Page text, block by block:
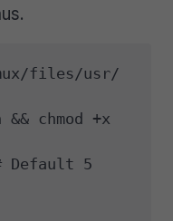
files/usr/
chmod +x
Default 5